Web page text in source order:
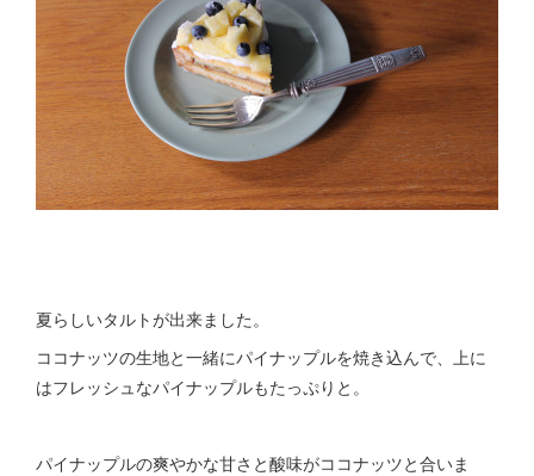
夏らしいタルトが出来ました。
ココナッツの生地と一緒にパイナップルを焼き込んで、上に
はフレッシュなパイナップルもたっぷりと。
パイナップルの爽やかな甘さと酸味がココナッツと合いま